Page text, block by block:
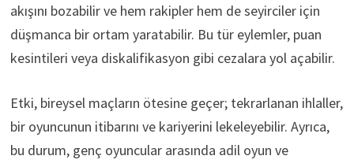
akışını bozabilir ve hem rakipler hem de seyirciler için
düşmanca bir ortam yaratabilir. Bu tür eylemler, puan
kesintileri veya diskalifikasyon gibi cezalara yol açabilir.
Etki, bireysel maçların ötesine geçer; tekrarlanan ihlaller,
bir oyuncunun itibarını ve kariyerini lekeleyebilir. Ayrıca,
bu durum, genç oyuncular arasında adil oyun ve